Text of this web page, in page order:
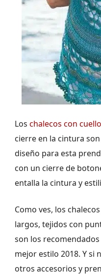
Los chalecos con
cierre en la cintura
diseño para esta
con un cierre de
entalla la cintura y
Como ves, los
largos, tejidos con
son los
mejor estilo 2018. Y si
otros accesorios y